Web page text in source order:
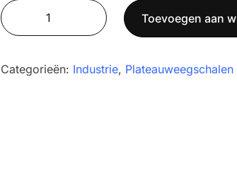
€ 305,00.€ 295,00.
ZMissil
F2-
aantal
Toevoegen aan
Categorieën: Industrie, Plateauweegschalen